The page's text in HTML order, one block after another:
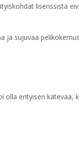
lisenssistä
ja sujuvaa
erityisen kätevää,